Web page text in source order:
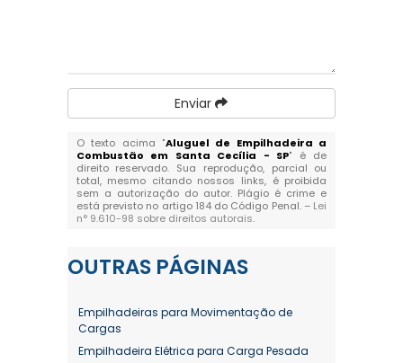
Enviar
O texto acima "Aluguel de Empilhadeira a
Combustão em Santa Cecília - SP" é de
direito reservado. Sua reprodução, parcial ou
total, mesmo citando nossos links, é proibida
sem a autorização do autor. Plágio é crime e
está previsto no artigo 184 do Código Penal. – Lei
n° 9.610-98 sobre direitos autorais.
OUTRAS PÁGINAS
Empilhadeiras para Movimentação de
Cargas
Empilhadeira Elétrica para Carga Pesada